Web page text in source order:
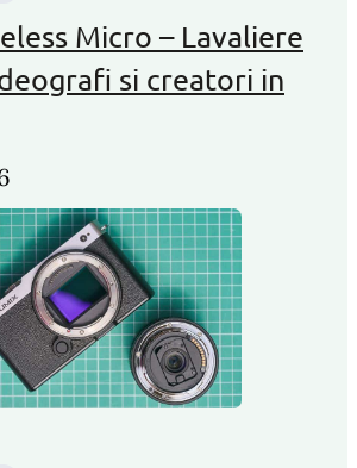
Micro – Lavaliere
si creatori in